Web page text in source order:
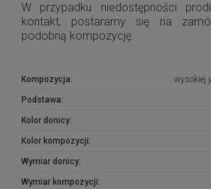
W przypadku niedostępności
kontakt, postaramy się na
podobną kompozycję.
Kompozycja: wysokiej
Podstawa:
Kolor donicy:
Kolor kompozycji:
Wymiar donicy:
Wymiar kompozycji: